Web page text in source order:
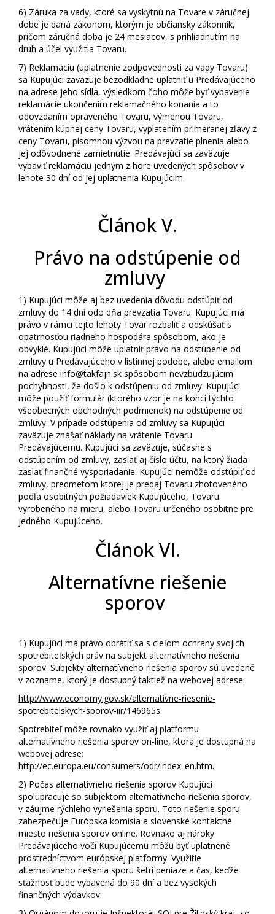
6) Záruka za vady, ktoré sa vyskytnú na Tovare v záručnej
dobe je daná zákonom, ktorým je občiansky zákonník,
pričom záručná doba je 24 mesiacov, s prihliadnutím na
druh a účel využitia Tovaru.
7) Reklamáciu (uplatnenie zodpovednosti za vady Tovaru)
sa Kupujúci zaväzuje bezodkladne uplatniť u Predávajúceho
na adrese jeho sídla, výsledkom čoho môže byť vybavenie
reklamácie ukončením reklamačného konania a to
odovzdaním opraveného Tovaru, výmenou Tovaru,
vrátením kúpnej ceny Tovaru, vyplatením primeranej zľavy z
ceny Tovaru, písomnou výzvou na prevzatie plnenia alebo
jej odôvodnené zamietnutie. Predávajúci sa zaväzuje
vybaviť reklamáciu jedným z hore uvedených spôsobov v
lehote 30 dní od jej uplatnenia Kupujúcim.
Článok V.
Právo na odstúpenie od
zmluvy
1) Kupujúci môže aj bez uvedenia dôvodu odstúpiť od
zmluvy do 14 dní odo dňa prevzatia Tovaru. Kupujúci má
právo v rámci tejto lehoty Tovar rozbaliť a odskúšať s
opatrnosťou riadneho hospodára spôsobom, ako je
obvyklé. Kupujúci môže uplatniť právo na odstúpenie od
zmluvy u Predávajúceho v listinnej podobe, alebo emailom
na adrese info@takfajn.sk spôsobom nevzbudzujúcim
pochybnosti, že došlo k odstúpeniu od zmluvy. Kupujúci
môže použiť formulár (ktorého vzor je na konci týchto
všeobecných obchodných podmienok) na odstúpenie od
zmluvy. V prípade odstúpenia od zmluvy sa Kupujúci
zaväzuje znášať náklady na vrátenie Tovaru
Predávajúcemu. Kupujúci sa zaväzuje, súčasne s
odstúpením od zmluvy, zaslať aj číslo účtu, na ktorý žiada
zaslať finančné vysporiadanie. Kupujúci nemôže odstúpiť od
zmluvy, predmetom ktorej je predaj Tovaru zhotoveného
podľa osobitných požiadaviek Kupujúceho, Tovaru
vyrobeného na mieru, alebo Tovaru určeného osobitne pre
jedného Kupujúceho.
Článok VI.
Alternatívne riešenie
sporov
1) Kupujúci má právo obrátiť sa s cieľom ochrany svojich
spotrebiteľských práv na subjekt alternatívneho riešenia
sporov. Subjekty alternatívneho riešenia sporov sú uvedené
v zozname, ktorý je dostupný taktiež na webovej adrese:
http://www.economy.gov.sk/alternativne-riesenie-
spotrebitelskych-sporov-iir/146965s.
Spotrebiteľ môže rovnako využiť aj platformu
alternatívneho riešenia sporov on-line, ktorá je dostupná na
webovej adrese:
http://ec.europa.eu/consumers/odr/index_en.htm.
2) Počas alternatívneho riešenia sporov Kupujúci
spolupracuje so subjektom alternatívneho riešenia sporov,
v záujme rýchleho vyriešenia sporu. Toto riešenie sporu
zabezpečuje Európska komisia a slovenské kontaktné
miesto riešenia sporov online. Rovnako aj nároky
Predávajúceho voči Kupujúcemu môžu byť uplatnené
prostredníctvom európskej platformy. Využitie
alternatívneho riešenia sporu šetrí peniaze a čas, keďže
sťažnosť bude vybavená do 90 dní a bez vysokých
finančných výdavkov.